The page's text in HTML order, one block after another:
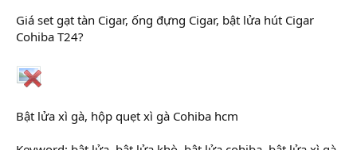
Giá set gạt tàn Cigar, ống đựng Cigar, bật lửa hút Cigar
Cohiba T24?
Bật lửa xì gà, hộp quẹt xì gà Cohiba hcm